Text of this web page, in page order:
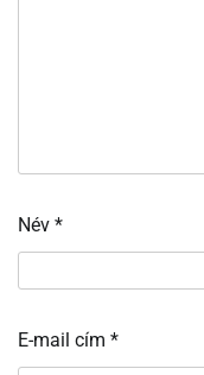
Név *
E-mail cím *